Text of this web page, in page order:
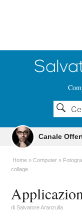
Canale
Home Computer
collage
diSalvatore Aranzulla